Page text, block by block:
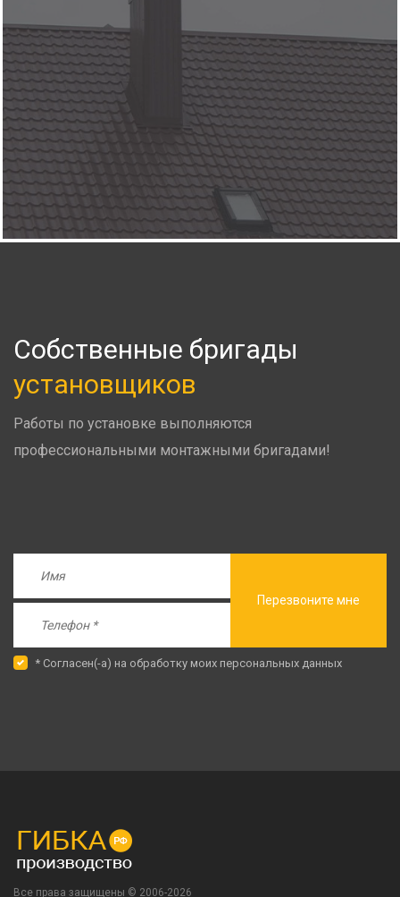
Собственные бригады
установщиков
Работы по установке выполняются
профессиональными монтажными бригадами!
* Cогласен(-а) на обработку моих персональных данных
Перезвоните мне
Все права защищены © 2006-2026